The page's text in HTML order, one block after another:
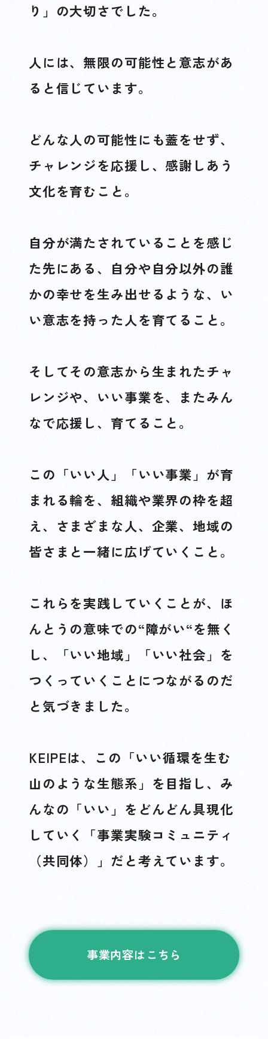
り」の大切さでした。
人には、無限の可能性と意志があ
ると信じています。
どんな人の可能性にも蓋をせず、
チャレンジを応援し、感謝しあう
文化を育むこと。
自分が満たされていることを感じ
た先にある、自分や自分以外の誰
かの幸せを生み出せるような、い
い意志を持った人を育てること。
そしてその意志から生まれたチャ
レンジや、いい事業を、またみん
なで応援し、育てること。
この「いい人」「いい事業」が育
まれる輪を、組織や業界の枠を超
え、さまざまな人、企業、地域の
皆さまと一緒に広げていくこと。
これらを実践していくことが、ほ
んとうの意味での“障がい“を無く
し、「いい地域」「いい社会」を
つくっていくことにつながるのだ
と気づきました。
KEIPEは、この「いい循環を生む
山のような生態系」を目指し、み
んなの「いい」をどんどん具現化
していく「事業実験コミュニティ
（共同体）」だと考えています。
事業内容はこちら